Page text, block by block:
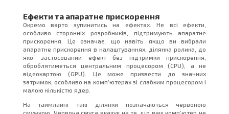
Ефекти та апаратне прискорення
Окремо варто зупинитись на ефектах. Не всі ефекти,
особливо сторонніх розробників, підтримують апаратне
прискорення. Це означає, що навіть якщо ви вибрали
апаратне прискорення в налаштуваннях, ділянка ролика, до
якої застосований ефект без підтримки прискорення,
оброблятиметься центральним процесором (CPU), а не
відеокартою (GPU). Це може призвести до значних
затримок, особливо на комп’ютерах зі слабким процесором і
малою кількістю ядер.
На таймлайні такі ділянки позначаються червоною
смужкою. Червона смуга вказує на те, що ваш комп’ютер не